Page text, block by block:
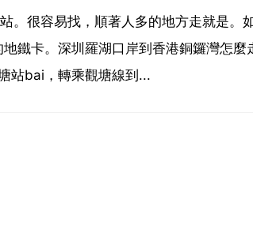
。很容易找，順著人多的地方走就是。
鐵卡。深圳羅湖口岸到香港銅鑼灣怎麼
站bai，轉乘觀塘線到...